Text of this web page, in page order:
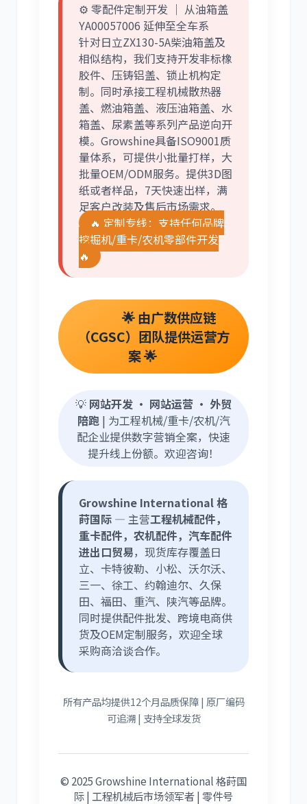
⚙️ 零配件定制开发 ｜ 从油箱盖
YA00057006 延伸至全车系
针对日立ZX130-5A柴油箱盖及
相似结构，我们支持开发非标橡
胶件、压铸铝盖、锁止机构定
制。同时承接工程机械散热器
盖、燃油箱盖、液压油箱盖、水
箱盖、尿素盖等系列产品逆向开
模。Growshine具备ISO9001质
量体系，可提供小批量打样，大
批量OEM/ODM服务。提供3D图
纸或者样品，7天快速出样，满
足客户改装及售后市场需求。
🔥 定制专线：支持任何品牌
挖掘机/重卡/农机零部件开发
🔥
🌟 由广数供应链
（CGSC）团队提供运营方
案 🌟
💡 网站开发 · 网站运营 · 外贸
陪跑| 为工程机械/重卡/农机/汽
配企业提供数字营销全案，快速
提升线上份额。欢迎咨询！
Growshine International 格
莳国际 — 主营工程机械配件，
重卡配件，农机配件，汽车配件
进出口贸易，现货库存覆盖日
立、卡特彼勒、小松、沃尔沃、
三一、徐工、约翰迪尔、久保
田、福田、重汽、陕汽等品牌。
同时提供配件批发、跨境电商供
货及OEM定制服务，欢迎全球
采购商洽谈合作。
所有产品均提供12个月品质保障 | 原厂编码
可追溯 | 支持全球发货
© 2025 Growshine International 格莳国
际 | 工程机械后市场领军者 | 零件号